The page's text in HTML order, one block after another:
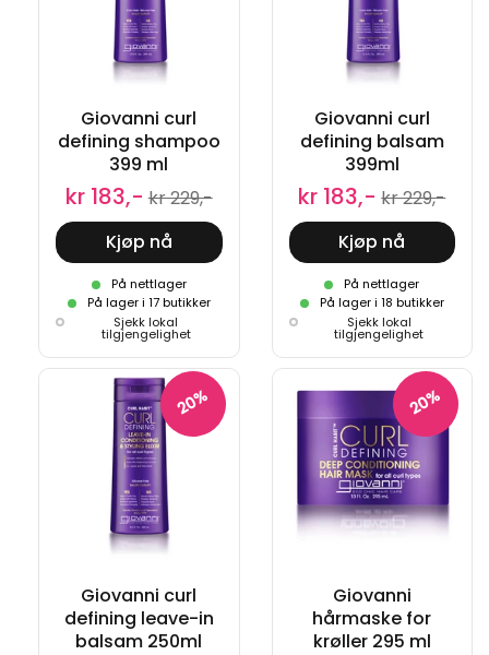
Giovanni curl
defining shampoo
399 ml
kr 183,- kr 229,-
Kjøp nå
På nettlager
På lager i 17 butikker
Sjekk lokal
tilgjengelighet
Giovanni curl
defining balsam
399ml
kr 183,- kr 229,-
Kjøp nå
På nettlager
På lager i 18 butikker
Sjekk lokal
tilgjengelighet
20%
Giovanni curl
defining leave-in
balsam 250ml
20%
Giovanni
hårmaske for
krøller 295 ml